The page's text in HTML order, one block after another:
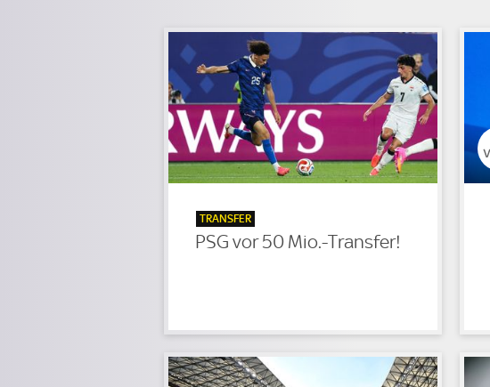
TRANSFER
PSG vor 50 Mio.-Transfer!